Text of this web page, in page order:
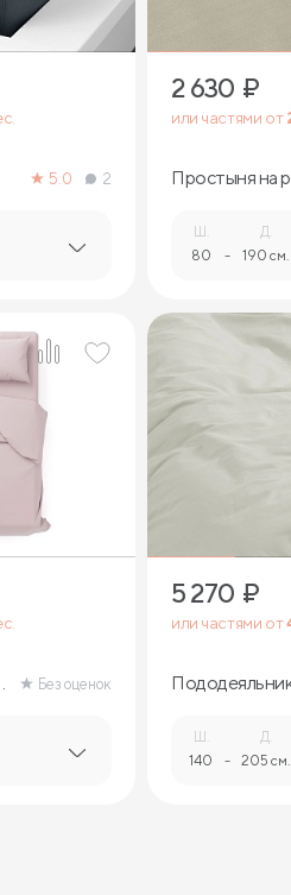
5.0 2
2 630 ₽
или частями от
Простыня на
Ш.
80 -
Д.
190 см.
Без оценок
5 270 ₽
или частями от
Ш.
140 -
Д.
205 см.